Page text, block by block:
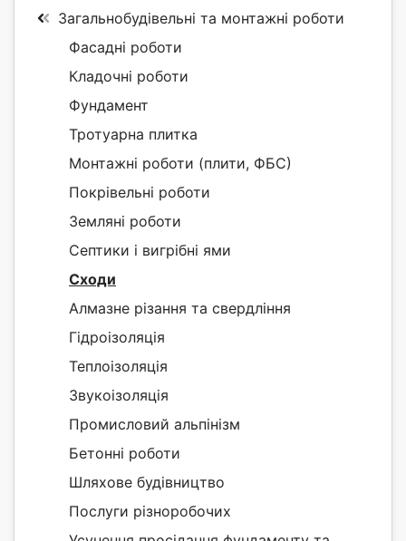
Загальнобудівельні та монтажні роботи
Фасадні роботи
Кладочні роботи
Фундамент
Тротуарна плитка
Монтажні роботи (плити, ФБС)
Покрівельні роботи
Земляні роботи
Септики і вигрібні ями
Сходи
Алмазне різання та свердління
Гідроізоляція
Теплоізоляція
Звукоізоляція
Промисловий альпінізм
Бетонні роботи
Шляхове будівництво
Послуги різноробочих